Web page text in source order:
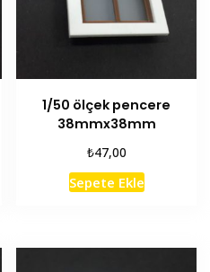
1/50 ölçek pencere
38mmx38mm
₺47,00
Sepete Ekle